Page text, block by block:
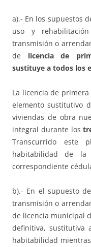
a).- En los supuestos
uso y
transmisión o
de licencia de
sustituye a todos los
La licencia de
elemento sustitutivo
viviendas de obra
integral durante los
Transcurrido este
habitabilidad de
correspondiente
b).- En el supuesto
transmisión o
de licencia municipal
definitiva, sustitutiva
habitabilidad